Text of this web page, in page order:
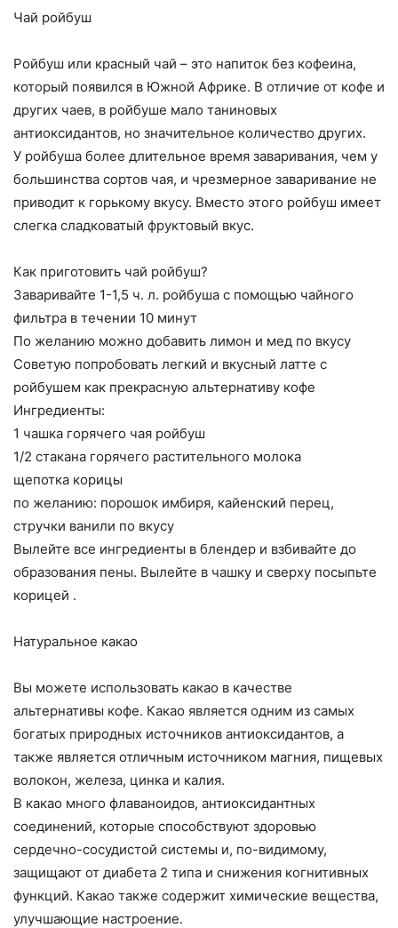
Чай ройбуш
Ройбуш или красный чай – это напиток без кофеина,
который появился в Южной Африке. В отличие от кофе и
других чаев, в ройбуше мало таниновых
антиоксидантов, но значительное количество других.
У ройбуша более длительное время заваривания, чем у
большинства сортов чая, и чрезмерное заваривание не
приводит к горькому вкусу. Вместо этого ройбуш имеет
слегка сладковатый фруктовый вкус.
Как приготовить чай ройбуш?
Заваривайте 1-1,5 ч. л. ройбуша с помощью чайного
фильтра в течении 10 минут
По желанию можно добавить лимон и мед по вкусу
Советую попробовать легкий и вкусный латте с
ройбушем как прекрасную альтернативу кофе
Ингредиенты:
1 чашка горячего чая ройбуш
1/2 стакана горячего растительного молока
щепотка корицы
по желанию: порошок имбиря, кайенский перец,
стручки ванили по вкусу
Вылейте все ингредиенты в блендер и взбивайте до
образования пены. Вылейте в чашку и сверху посыпьте
корицей .
Натуральное какао
Вы можете использовать какао в качестве
альтернативы кофе. Какао является одним из самых
богатых природных источников антиоксидантов, а
также является отличным источником магния, пищевых
волокон, железа, цинка и калия.
В какао много флаваноидов, антиоксидантных
соединений, которые способствуют здоровью
сердечно-сосудистой системы и, по-видимому,
защищают от диабета 2 типа и снижения когнитивных
функций. Какао также содержит химические вещества,
улучшающие настроение.